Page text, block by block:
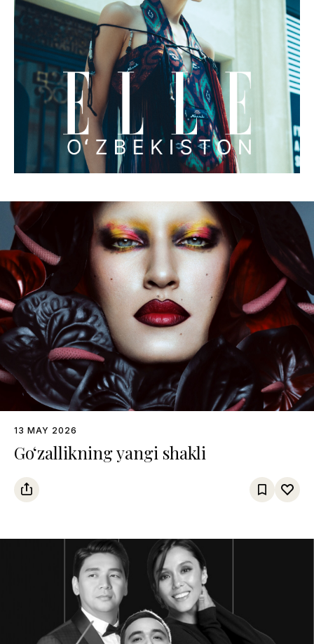
13 MAY 2026
Go‘zallikning yangi shakli